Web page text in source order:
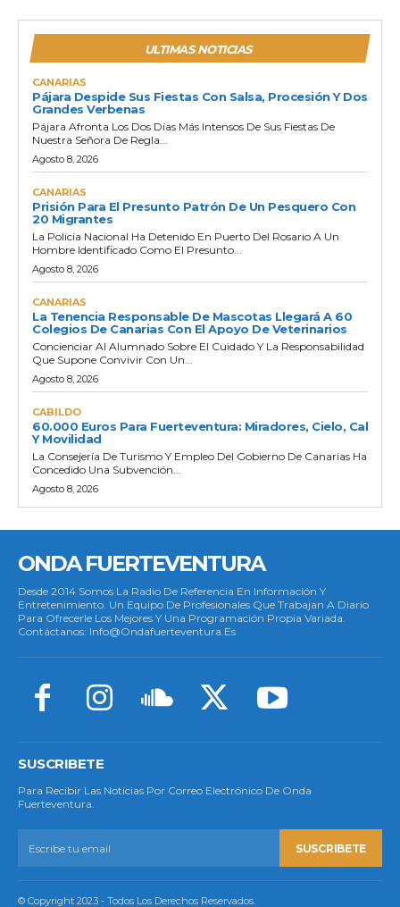
ULTIMAS NOTICIAS
CANARIAS
Pájara Despide Sus Fiestas Con Salsa, Procesión Y Dos
Grandes Verbenas
Pájara Afronta Los Dos Días Más Intensos De Sus Fiestas De
Nuestra Señora De Regla...
Agosto 8, 2026
CANARIAS
Prisión Para El Presunto Patrón De Un Pesquero Con
20 Migrantes
La Policía Nacional Ha Detenido En Puerto Del Rosario A Un
Hombre Identificado Como El Presunto...
Agosto 8, 2026
CANARIAS
La Tenencia Responsable De Mascotas Llegará A 60
Colegios De Canarias Con El Apoyo De Veterinarios
Concienciar Al Alumnado Sobre El Cuidado Y La Responsabilidad
Que Supone Convivir Con Un...
Agosto 8, 2026
CABILDO
60.000 Euros Para Fuerteventura: Miradores, Cielo, Cal
Y Movilidad
La Consejería De Turismo Y Empleo Del Gobierno De Canarias Ha
Concedido Una Subvención...
Agosto 8, 2026
ONDA FUERTEVENTURA
Desde 2014 Somos La Radio De Referencia En Información Y
Entretenimiento. Un Equipo De Profesionales Que Trabajan A Diario
Para Ofrecerle Los Mejores Y Una Programación Propia Variada.
Contáctanos: Info@ondafuerteventura.es
SUSCRIBETE
Para Recibir Las Noticias Por Correo Electrónico De Onda
Fuerteventura.
SUSCRIBETE
© Copyright 2023 - Todos Los Derechos Reservados.